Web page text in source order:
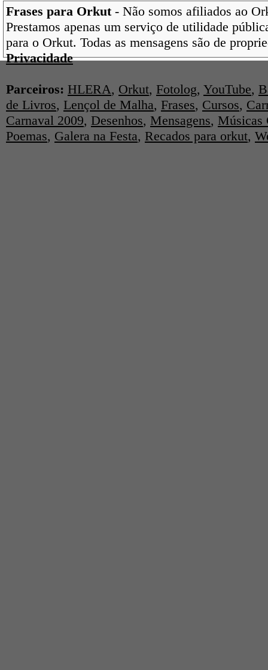
Frases para Orkut- Não somos afiliados ao
Prestamos apenas um serviço de utilidade
para o Orkut. Todas as mensagens são de
Privacidade
Parceiros: HLERA, Orkut, Fotolog, YouTube,
de Livros, Lençol de Malha, Frases, Cursos,
Carnaval 2009, Desenhos, Mensagens, Músicas
Poemas, Galera na Festa, Recados para orkut,